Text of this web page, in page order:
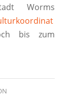
Worms
bis zum